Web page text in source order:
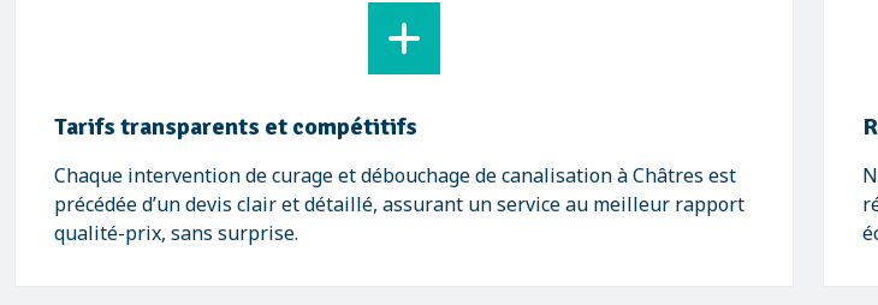
Tarifs transparents et compétitifs
Chaque intervention de curage et débouchage de canalisation à Châtres est
précédée d’un devis clair et détaillé, assurant un service au meilleur rapport
qualité-prix, sans surprise.